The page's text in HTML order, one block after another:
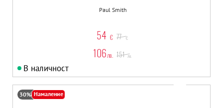
Paul Smith
54 € 77 €
106лв. 151 лв.
В наличност
30% Намаление